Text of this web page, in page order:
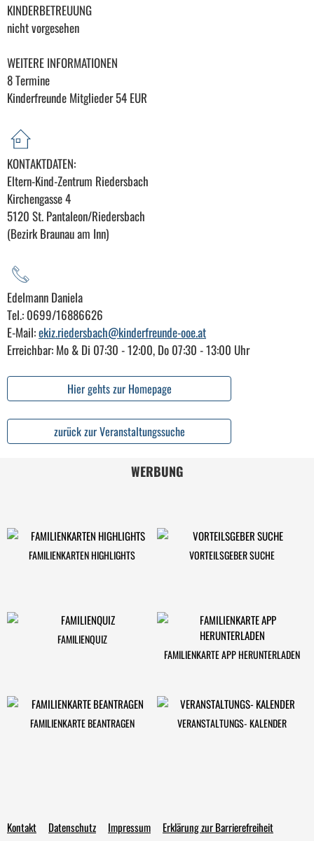
KINDERBETREUUNG
nicht vorgesehen
WEITERE INFORMATIONEN
8 Termine
Kinderfreunde Mitglieder 54 EUR
KONTAKTDATEN:
Eltern-Kind-Zentrum Riedersbach
Kirchengasse 4
5120 St. Pantaleon/Riedersbach
(Bezirk Braunau am Inn)
Edelmann Daniela
Tel.: 0699/16886626
E-Mail:ekiz.riedersbach@kinderfreunde-ooe.at
Erreichbar: Mo & Di 07:30 - 12:00, Do 07:30 - 13:00 Uhr
Hier gehts zur Homepage
zurück zur Veranstaltungssuche
WERBUNG
Kontakt Datenschutz Impressum Erklärung zur Barrierefreiheit
FAMILIENKARTEN HIGHLIGHTS VORTEILSGEBER SUCHE
FAMILIENQUIZ
FAMILIENKARTE APP HERUNTERLADEN
FAMILIENKARTE BEANTRAGEN VERANSTALTUNGS- KALENDER